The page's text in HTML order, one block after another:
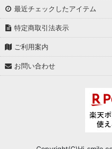
最近チェックしたアイテム
特定商取引法表示
ご利用案内
お問い合わせ